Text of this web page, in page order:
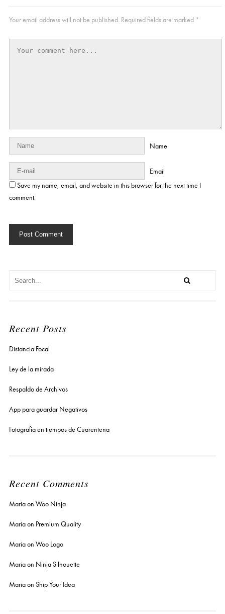
Your email address will not be published. Required fields are marked *
Name
Email
Save my name, email, and website in this browser for the next time I
comment.
Recent Posts
Distancia Focal
Ley de la mirada
Respaldo de Archivos
App para guardar Negativos
Fotografía en tiempos de Cuarentena
Recent Comments
Mariaon Woo Ninja
Mariaon Premium Quality
Mariaon Woo Logo
Mariaon Ninja Silhouette
Mariaon Ship Your Idea